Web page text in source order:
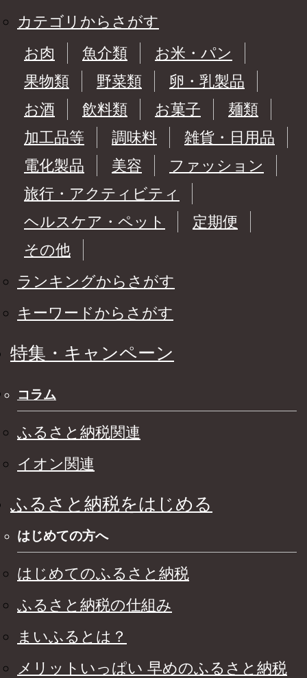
カテゴリからさがす
お肉
魚介類
お米・パン
果物類
野菜類
卵・乳製品
お酒
飲料類 お菓子
麺類
加工品等
調味料
雑貨・日用品
電化製品
美容
ファッション
旅行・アクティビティ
ヘルスケア・ペット
定期便
その他
ランキングからさがす
キーワードからさがす
特集・キャンペーン
コラム
ふるさと納税関連
イオン関連
ふるさと納税をはじめる
はじめての方へ
はじめてのふるさと納税
ふるさと納税の仕組み
まいふるとは？
メリットいっぱい 早めのふるさと納税